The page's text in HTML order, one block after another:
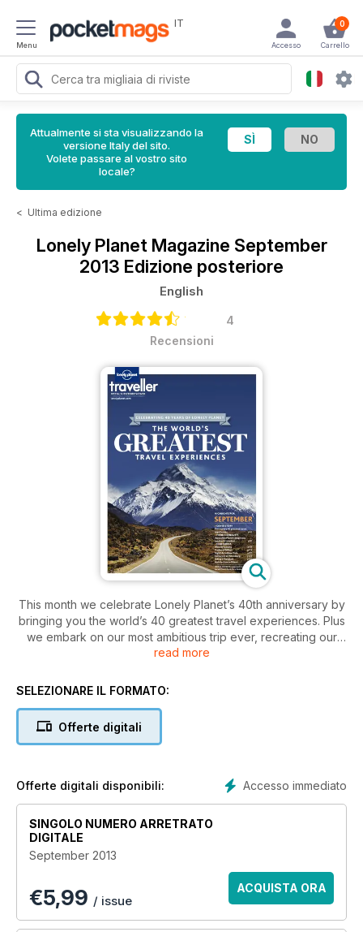
Menu
IT 0
Carrello
Accesso
Attualmente si sta visualizzando la
versione Italy del sito.
Volete passare al vostro sito
locale?
< Ultima edizione
Lonely Planet Magazine September
2013 Edizione posteriore
English
4
Recensioni
This month we celebrate Lonely Planet’s 40th anniversary by
bringing you the world’s 40 greatest travel experiences. Plus
we embark on our most ambitious trip ever, recreating our
founders iconic trip from London to Sydney in a Mini. This
St Petersburg, Bangkok and Miami. And win a dream trip to
read more
SELEZIONARE IL FORMATO:
Offerte digitali
Accesso immediato
Offerte digitali disponibili:
SINGOLO NUMERO ARRETRATO
DIGITALE
September 2013
€5,99 / issue
ACQUISTA ORA